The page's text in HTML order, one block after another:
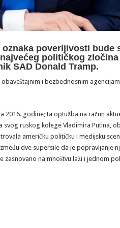
poverljivosti bude
političkog
SAD Donald Tramp.
i bezbednosnim
2016. godine; ta optužba na račun
ruskog kolege Vladimira Putina,
američku političku i medijsku
dve supersile da je popravljanje
zasnovano na mnoštvu laži i jednom